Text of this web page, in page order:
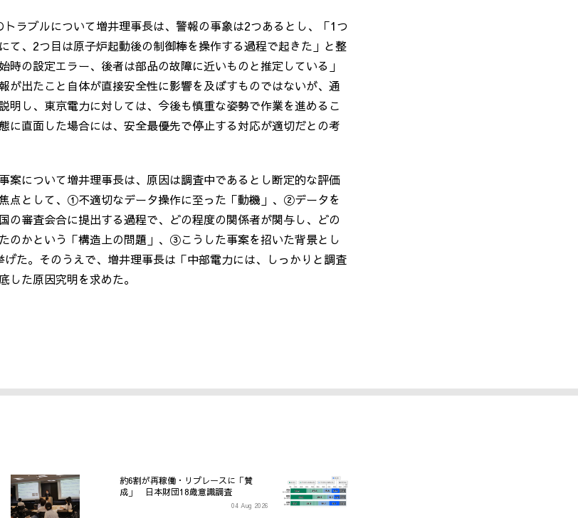
ラブルについて増井理事長は、警報の事象は2つあるとし、「1つ
て、 2つ目は原子炉起動後の制御棒を操作する過程で起きた」と整
時の設定エラー、後者は部品の故障に近いものと推定している」
が出たこと自体が直接安全性に影響を及ぼすものではないが、通
明し、東京電力に対しては、今後も慎重な姿勢で作業を進めるこ
に直面した場合には、安全最優先で停止する対応が適切だとの考
案について増井理事長は、原因は調査中であるとし断定的な評価
点として、①不適切なデータ操作に至った「動機」、②データを
の審査会合に提出する過程で、どの程度の関係者が関与し、どの
のかという「構造上の問題」、③こうした事案を招いた背景とし
げた。そのうえで、増井理事長は「中部電力には、しっかりと調査
した原因究明を求めた。
約6割が再稼働・リプレースに「賛
成」 日本財団18歳意識調査
04 Aug 2026